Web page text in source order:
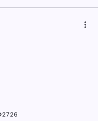
2726